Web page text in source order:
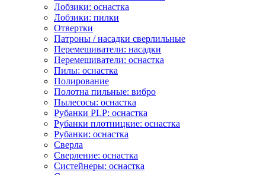
Лобзики: оснастка
Лобзики: пилки
Отвертки
Патроны / насадки сверлильные
Перемешиватели: насадки
Перемешиватели: оснастка
Пилы: оснастка
Полирование
Полотна пильные: вибро
Пылесосы: оснастка
Рубанки PLP: оснастка
Рубанки плотницкие: оснастка
Рубанки: оснастка
Сверла
Сверление: оснастка
Систейнеры: оснастка